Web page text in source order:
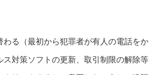
る（最初から犯罪者が有人の電話をか
対策ソフトの更新、取引制限の解除等